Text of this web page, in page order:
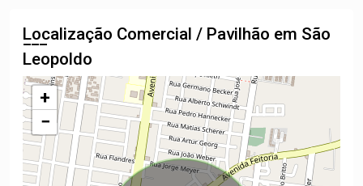
Localização Comercial / Pavilhão em São
Leopoldo
+
−